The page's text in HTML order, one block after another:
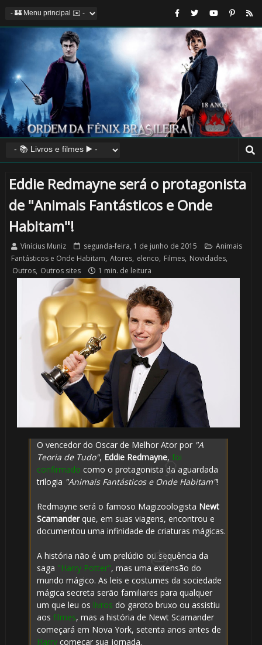
Eddie Redmayne será o protagonista
de "Animais Fantásticos e Onde
Habitam"!
Vinícius Muniz segunda-feira, 1 de junho de 2015
Animais
Fantásticos e Onde Habitam, Atores, elenco, Filmes, Novidades,
Outros, Outros sites 1 min. de leitura
O vencedor do Oscar de Melhor Ator por "A
Teoria de Tudo", Eddie Redmayne, foi
confirmado como o protagonista da aguardada
trilogia "Animais Fantásticos e Onde Habitam"!
Redmayne será o famoso Magizoologista Newt
Scamanderque, em suas viagens, encontrou e
documentou uma infinidade de criaturas mágicas.
A história não é um prelúdio ou sequência da
saga "Harry Potter", mas uma extensão do
mundo mágico. As leis e costumes da sociedade
mágica secreta serão familiares para qualquer
um que leu os livros do garoto bruxo ou assistiu
aos filmes, mas a história de Newt Scamander
começará em Nova York, setenta anos antes de
Harrycomeçar sua jornada.
⚡
🎂
🎈